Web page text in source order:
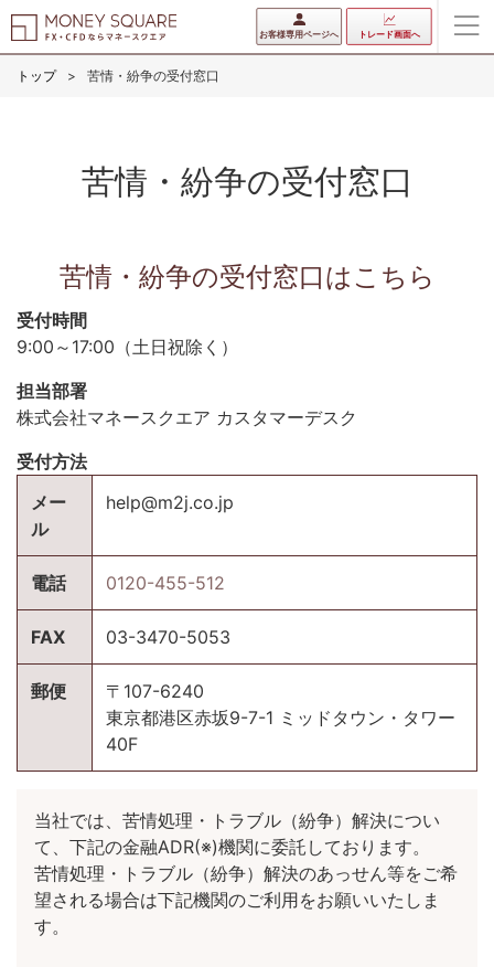
お客様専用ページへ トレード画面へ
トップ 苦情・紛争の受付窓口
苦情・紛争の受付窓口
苦情・紛争の受付窓口はこちら
受付時間
9:00～17:00（土日祝除く）
担当部署
株式会社マネースクエア カスタマーデスク
受付方法
メー
ル
help@m2j.co.jp
電話 0120-455-512
FAX 03-3470-5053
郵便
〒107-6240
東京都港区赤坂9-7-1 ミッドタウン・タワー
40F
当社では、苦情処理・トラブル（紛争）解決につい
て、下記の金融ADR(※)機関に委託しております。
苦情処理・トラブル（紛争）解決のあっせん等をご希
望される場合は下記機関のご利用をお願いいたしま
す。